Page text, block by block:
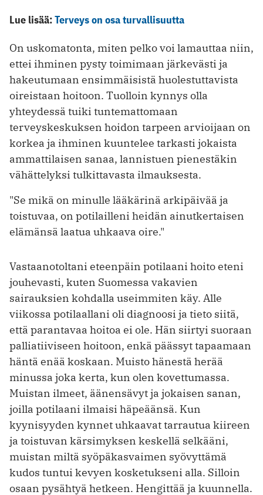
Lue lisää:Terveys on osa turvallisuutta
On uskomatonta, miten pelko voi lamauttaa niin,
ettei ihminen pysty toimimaan järkevästi ja
hakeutumaan ensimmäisistä huolestuttavista
oireistaan hoitoon. Tuolloin kynnys olla
yhteydessä tuiki tuntemattomaan
terveyskeskuksen hoidon tarpeen arvioijaan on
korkea ja ihminen kuuntelee tarkasti jokaista
ammattilaisen sanaa, lannistuen pienestäkin
vähättelyksi tulkittavasta ilmauksesta.
"Se mikä on minulle lääkärinä arkipäivää ja
toistuvaa, on potilailleni heidän ainutkertaisen
elämänsä laatua uhkaava oire."
Vastaanotoltani eteenpäin potilaani hoito eteni
jouhevasti, kuten Suomessa vakavien
sairauksien kohdalla useimmiten käy. Alle
viikossa potilaallani oli diagnoosi ja tieto siitä,
että parantavaa hoitoa ei ole. Hän siirtyi suoraan
palliatiiviseen hoitoon, enkä päässyt tapaamaan
häntä enää koskaan. Muisto hänestä herää
minussa joka kerta, kun olen kovettumassa.
Muistan ilmeet, äänensävyt ja jokaisen sanan,
joilla potilaani ilmaisi häpeäänsä. Kun
kyynisyyden kynnet uhkaavat tarrautua kiireen
ja toistuvan kärsimyksen keskellä selkääni,
muistan miltä syöpäkasvaimen syövyttämä
kudos tuntui kevyen kosketukseni alla. Silloin
osaan pysähtyä hetkeen. Hengittää ja kuunnella.